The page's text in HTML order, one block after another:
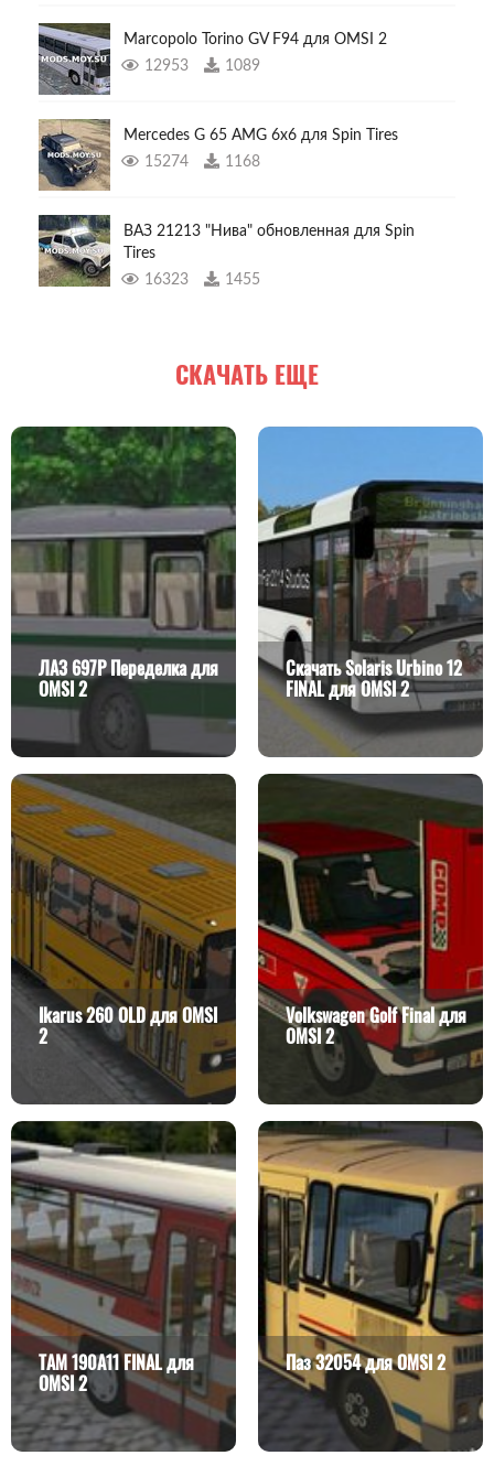
Marcopolo Torino GV F94 для OMSI 2
12953
1089
Mercedes G 65 AMG 6x6 для Spin Tires
15274
1168
ВАЗ 21213 "Нива" обновленная для Spin
Tires
16323
1455
СКАЧАТЬ ЕЩЕ
ЛАЗ 697Р Переделка для
OMSI 2
Скачать Solaris Urbino 12
FINAL для OMSI 2
Ikarus 260 OLD для OMSI
2
Volkswagen Golf Final для
OMSI 2
TAM 190A11 FINAL для
OMSI 2
Паз 32054 для OMSI 2